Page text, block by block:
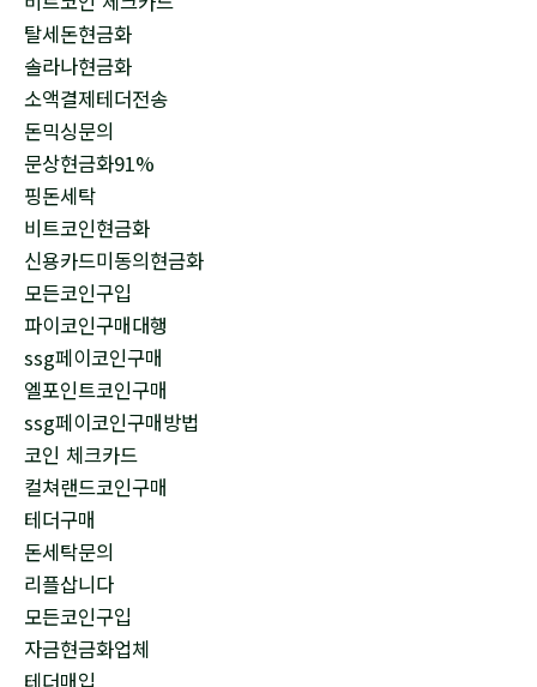
탈세돈현금화
솔라나현금화
소액결제테더전송
돈믹싱문의
문상현금화91%
핑돈세탁
비트코인현금화
신용카드미동의현금화
모든코인구입
파이코인구매대행
ssg페이코인구매
엘포인트코인구매
ssg페이코인구매방법
코인 체크카드
컬쳐랜드코인구매
테더구매
돈세탁문의
리플삽니다
모든코인구입
자금현금화업체
테더매입